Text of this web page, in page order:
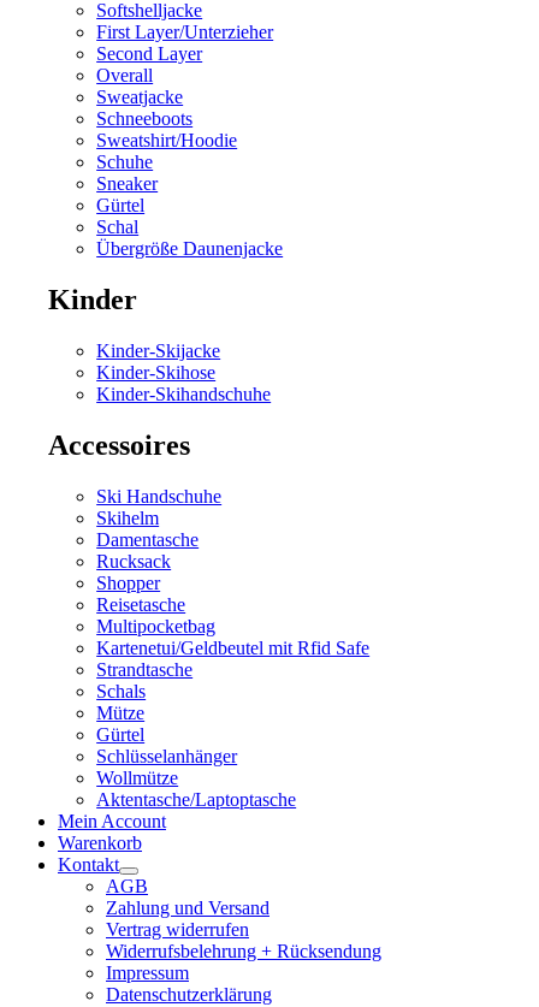
Softshelljacke
First Layer/Unterzieher
Second Layer
Overall
Sweatjacke
Schneeboots
Sweatshirt/Hoodie
Schuhe
Sneaker
Gürtel
Schal
Übergröße Daunenjacke
Kinder
Kinder-Skijacke
Kinder-Skihose
Kinder-Skihandschuhe
Accessoires
Ski Handschuhe
Skihelm
Damentasche
Rucksack
Shopper
Reisetasche
Multipocketbag
Kartenetui/Geldbeutel mit Rfid Safe
Strandtasche
Schals
Mütze
Gürtel
Schlüsselanhänger
Wollmütze
Aktentasche/Laptoptasche
Mein Account
Warenkorb
Kontakt
AGB
Zahlung und Versand
Vertrag widerrufen
Widerrufsbelehrung + Rücksendung
Impressum
Datenschutzerklärung